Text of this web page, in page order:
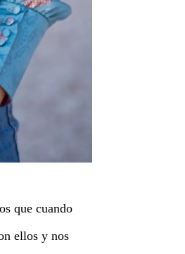
que cuando
ellos y nos